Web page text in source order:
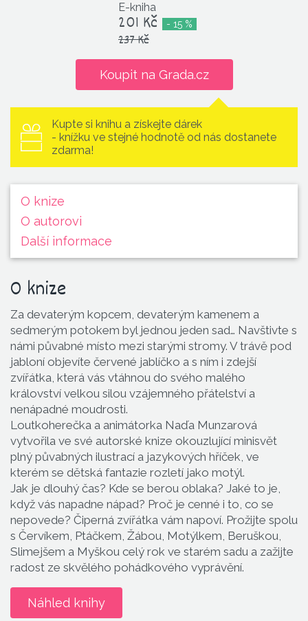
Koupit na Grada.cz
E-kniha
201 Kč
237 Kč
- 15 %
Kupte si knihu a získejte dárek
- knížku ve stejné hodnotě od nás dostanete
zdarma!
O knize
O autorovi
Další informace
O knize
Za devaterým kopcem, devaterým kamenem a
sedmerým potokem byl jednou jeden sad… Navštivte s
námi půvabné místo mezi starými stromy. V trávě pod
jabloní objevíte červené jablíčko a s ním i zdejší
zvířátka, která vás vtáhnou do svého malého
království velkou silou vzájemného přátelství a
nenápadné moudrosti.
Loutkoherečka a animátorka Naďa Munzarová
vytvořila ve své autorské knize okouzlující minisvět
plný půvabných ilustrací a jazykových hříček, ve
kterém se dětská fantazie rozletí jako motýl.
Jak je dlouhý čas? Kde se berou oblaka? Jaké to je,
když vás napadne nápad? Proč je cenné i to, co se
nepovede? Čiperná zvířátka vám napoví. Prožijte spolu
s Červíkem, Ptáčkem, Žábou, Motýlkem, Beruškou,
Slimejšem a Myškou celý rok ve starém sadu a zažijte
radost ze skvělého pohádkového vyprávění.
Náhled knihy